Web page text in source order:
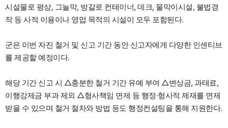
시설물로 평상, 그늘막, 방갈로 컨테이너, 데크, 물막이시설, 불법경
작 등 사적 이용이나 영업 목적의 시설이 모두 포함된다.
군은 이번 자진 철거 및 신고 기간 동안 신고자에게 다양한 인센티브
를 제공할 예정이다.
해당 기간 신고 시 △충분한 철거 기간 유예 부여 △변상금, 과태료,
이행강제금 부과 제외 △형사책임 면제 등 행정·형사적 제재를 면제
받을 수 있으며 철거 절차와 방법 등도 행정컨설팅을 통해 지원한다.